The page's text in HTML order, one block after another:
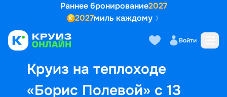
Раннее бронирование2027
2027миль каждому
Войти
Круиз на теплоходе
«Борис Полевой» с 13
Выбор кают Маршрут и